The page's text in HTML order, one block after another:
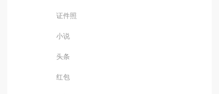
证件照
小说
头条
红包